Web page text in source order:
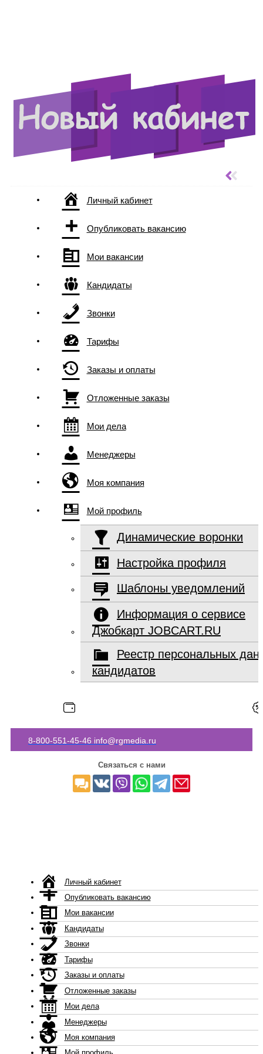
Личный кабинет
Опубликовать вакансию
Мои вакансии
Кандидаты
Звонки
Тарифы
Заказы и оплаты
Отложенные заказы
Мои дела
Менеджеры
Моя компания
Мой профиль
Динамические воронки
Настройка профиля
Шаблоны уведомлений
Информация о сервисе
Джобкарт JOBCART.RU
Реестр персональных
кандидатов
8-800-551-45-46 info@rgmedia.ru
Связаться с нами
Личный кабинет
Опубликовать вакансию
Мои вакансии
Кандидаты
Звонки
Тарифы
Заказы и оплаты
Отложенные заказы
Мои дела
Менеджеры
Моя компания